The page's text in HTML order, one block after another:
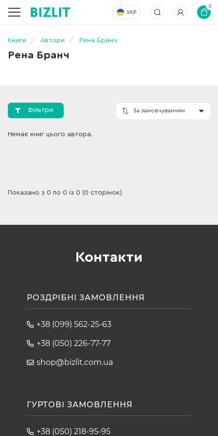
УКР
0
Книги Автори Рена Бранч
Рена Бранч
Фільтри
Немає книг цього автора.
Показано з 0 по 0 із 0 (0 сторінок)
Контакти
РОЗДРІБНІ ЗАМОВЛЕННЯ
+38 (099) 562-25-63
+38 (050) 226-77-77
shop@bizlit.com.ua
ГУРТОВІ ЗАМОВЛЕННЯ
+38 (050) 218-95-95